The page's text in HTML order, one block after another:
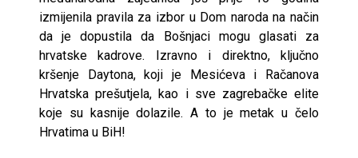
izmijenila pravila za izbor u Dom naroda na način
da je dopustila da Bošnjaci mogu glasati za
hrvatske kadrove. Izravno i direktno, ključno
kršenje Daytona, koji je Mesićeva i Račanova
Hrvatska prešutjela, kao i sve zagrebačke elite
koje su kasnije dolazile. A to je metak u čelo
Hrvatima u BiH!